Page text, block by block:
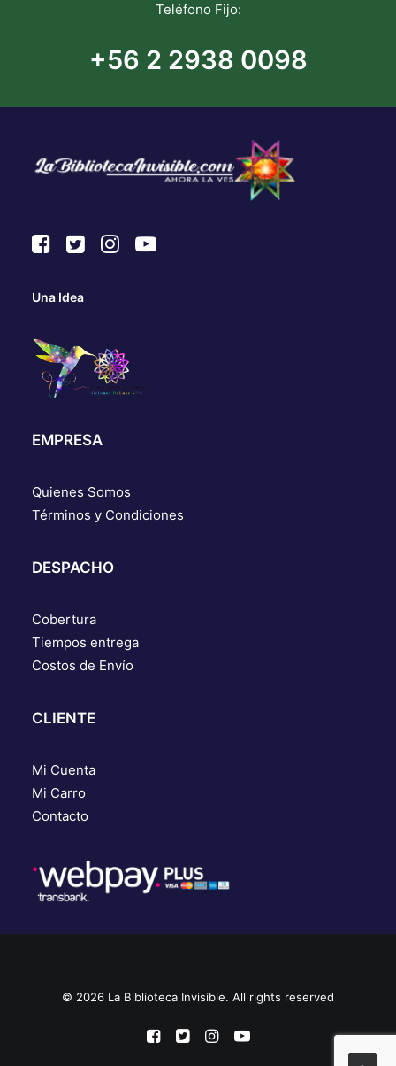
Teléfono Fijo:
+56 2 2938 0098
Una Idea
EMPRESA
Quienes Somos
Términos y Condiciones
DESPACHO
Cobertura
Tiempos entrega
Costos de Envío
CLIENTE
Mi Cuenta
Mi Carro
Contacto
© 2026 La Biblioteca Invisible. All rights reserved